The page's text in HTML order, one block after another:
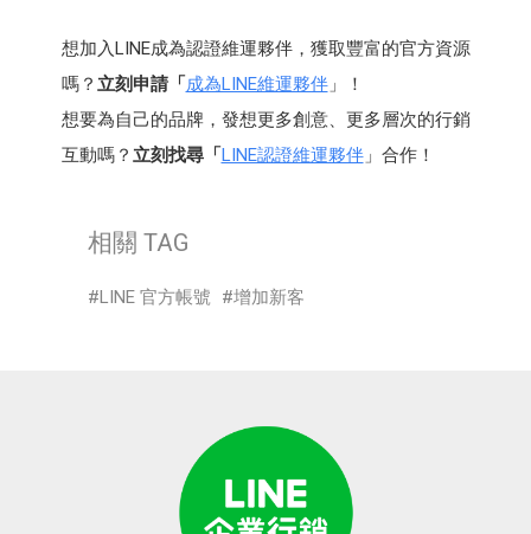
想加入LINE成為認證維運夥伴，獲取豐富的官方資源
嗎？ 立刻申請「 成為LINE維運夥伴」！
想要為自己的品牌，發想更多創意、更多層次的行銷
互動嗎？ 立刻找尋「 LINE認證維運夥伴」合作！
相關 TAG
LINE 官方帳號 增加新客